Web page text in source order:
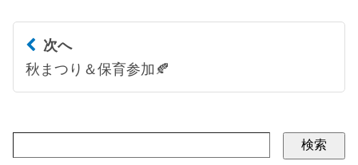
次へ
秋まつり＆保育参加🍂
検索